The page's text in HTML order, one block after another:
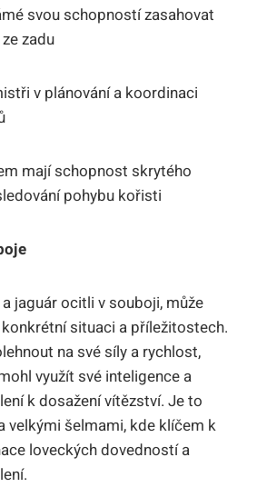
svou schopností zasahovat
zadu
v plánování a koordinaci
mají schopnost skrytého
pohybu kořisti
jaguár ocitli v souboji, může
situaci a příležitostech.
na své síly a rychlost,
využít své inteligence a
k dosažení vítězství. Je to
velkými šelmami, kde klíčem k
loveckých dovedností a